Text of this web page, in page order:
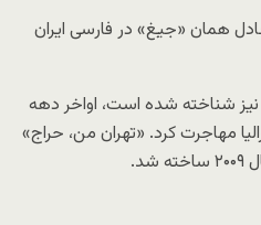
همان «جیغ» در فارسی ایران
شناخته شده است، اواخر دهه
مهاجرت کرد. «تهران من، حراج»